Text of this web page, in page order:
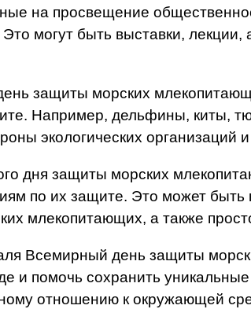
на просвещение
могут быть выставки,
защиты морских
Например, дельфины, киты,
экологических организаций
дня защиты морских
по их защите. Это может
млекопитающих, а также
Всемирный день защиты
и помочь сохранить
отношению к окружающей